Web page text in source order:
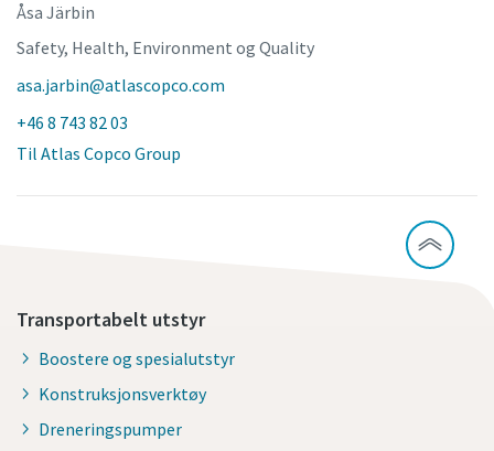
Åsa Järbin
Safety, Health, Environment og Quality
asa.jarbin@atlascopco.com
+46 8 743 82 03
Til Atlas Copco Group
Transportabelt utstyr
Boostere og spesialutstyr
Konstruksjonsverktøy
Dreneringspumper